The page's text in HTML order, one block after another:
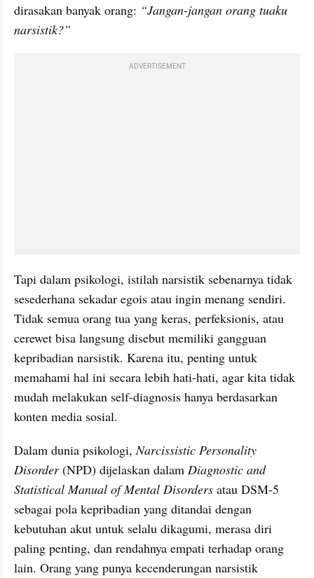
dirasakan banyak orang: “Jangan-jangan orang tuaku
narsistik?”
ADVERTISEMENT
Tapi dalam psikologi, istilah narsistik sebenarnya tidak
sesederhana sekadar egois atau ingin menang sendiri.
Tidak semua orang tua yang keras, perfeksionis, atau
cerewet bisa langsung disebut memiliki gangguan
kepribadian narsistik. Karena itu, penting untuk
memahami hal ini secara lebih hati-hati, agar kita tidak
mudah melakukan self-diagnosis hanya berdasarkan
konten media sosial.
Dalam dunia psikologi, Narcissistic Personality
Disorder (NPD) dijelaskan dalam Diagnostic and
Statistical Manual of Mental Disorders atau DSM-5
sebagai pola kepribadian yang ditandai dengan
kebutuhan akut untuk selalu dikagumi, merasa diri
paling penting, dan rendahnya empati terhadap orang
lain. Orang yang punya kecenderungan narsistik